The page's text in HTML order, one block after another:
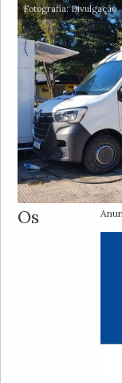
Fotografia: Divulgação
Os